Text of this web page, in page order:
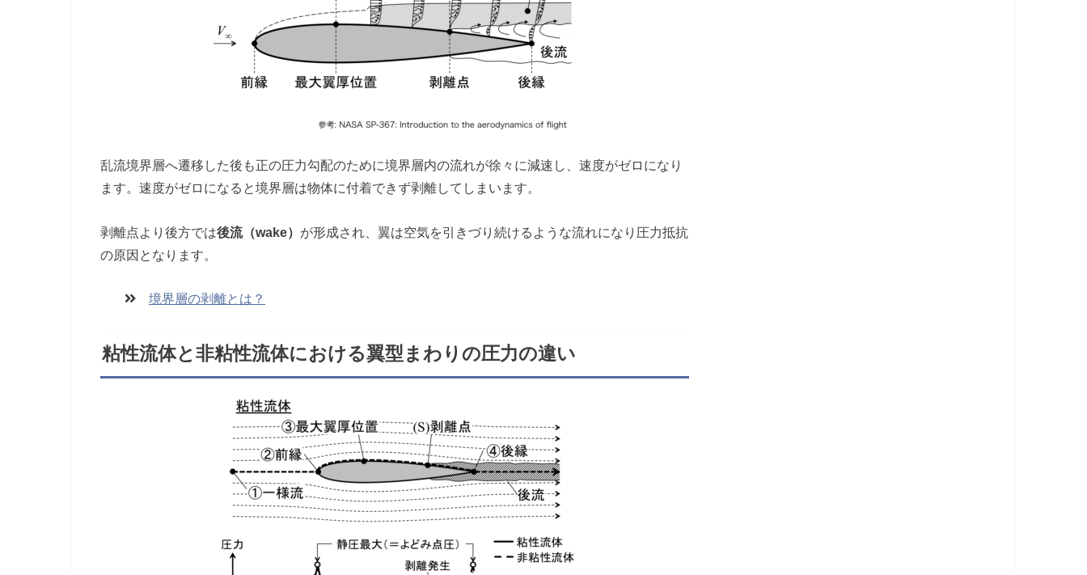
乱流境界層へ遷移した後も正の圧力勾配のために境界層内の流れが徐々に減速し、速度がゼロになり
ます。速度がゼロになると境界層は物体に付着できず剥離してしまいます。
剥離点より後方では後流（wake） が形成され、翼は空気を引きづり続けるような流れになり圧力抵抗
の原因となります。
境界層の剥離とは？
粘性流体と非粘性流体における翼型まわりの圧力の違い